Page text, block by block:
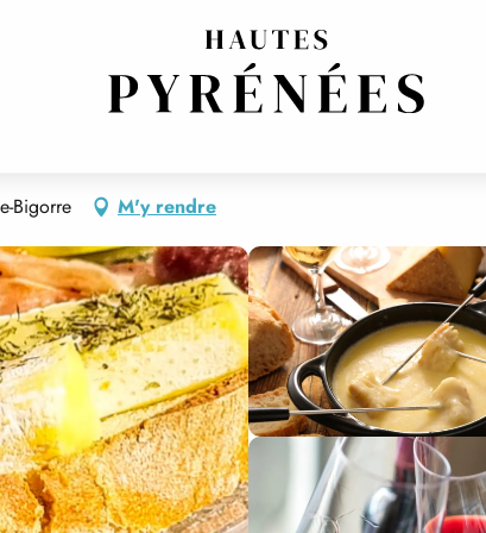
Bigorre M'y rendre